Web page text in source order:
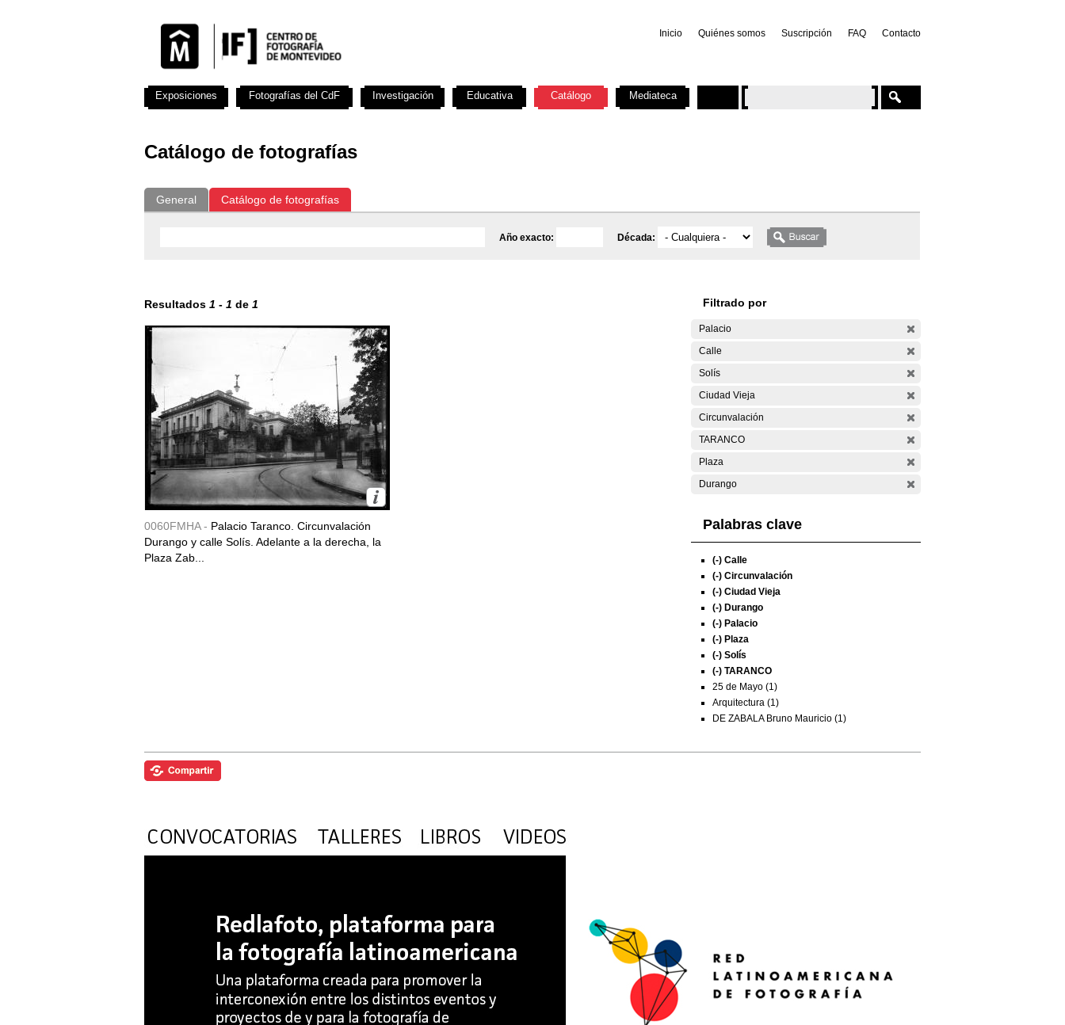
Inicio Quiénes somos Suscripción FAQ Contacto
Catálogo de fotografías
General Catálogo de fotografías
Año exacto: Década:
Resultados 1 - 1 de 1
0060FMHA - Palacio Taranco. Circunvalación
Durango y calle Solís. Adelante a la derecha, la
Plaza Zab...
Filtrado por
Palacio
Calle
Solís
Ciudad Vieja
Circunvalación
TARANCO
Plaza
Durango
Palabras clave
(-) Calle
(-) Circunvalación
(-) Ciudad Vieja
(-) Durango
(-) Palacio
(-) Plaza
(-) Solís
(-) TARANCO
25 de Mayo (1)
Arquitectura (1)
DE ZABALA Bruno Mauricio (1)
Exposiciones Fotografías del CdF Investigación Educativa Catálogo Mediateca